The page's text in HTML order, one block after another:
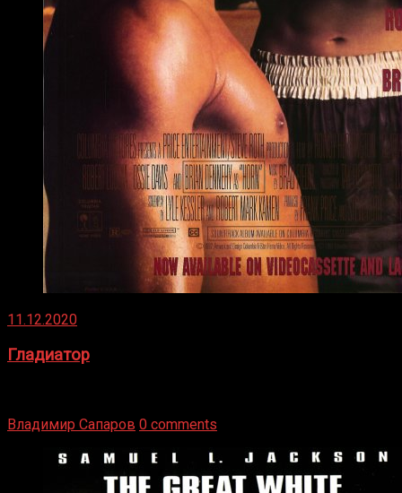
11.12.2020
Гладиатор
Владимир Сапаров 0 comments